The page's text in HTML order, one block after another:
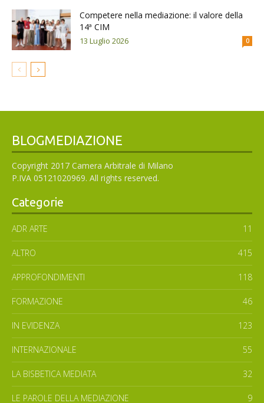
Competere nella mediazione: il valore della
14ª CIM
13 Luglio 2026 0
BLOGMEDIAZIONE
Copyright 2017 Camera Arbitrale di Milano
P.IVA 05121020969. All rights reserved.
Categorie
ADR ARTE 11
ALTRO 415
APPROFONDIMENTI 118
FORMAZIONE 46
IN EVIDENZA 123
INTERNAZIONALE 55
LA BISBETICA MEDIATA 32
LE PAROLE DELLA MEDIAZIONE 9